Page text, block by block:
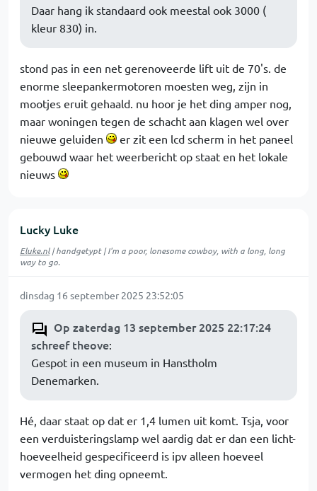
Daar hang ik standaard ook meestal ook 3000 (
kleur 830) in.
stond pas in een net gerenoveerde lift uit de 70's. de
enorme sleepankermotoren moesten weg, zijn in
mootjes eruit gehaald. nu hoor je het ding amper nog,
maar woningen tegen de schacht aan klagen wel over
nieuwe geluiden
er zit een lcd scherm in het paneel
gebouwd waar het weerbericht op staat en het lokale
nieuws
Lucky Luke
Eluke.nl| handgetypt | I'm a poor, lonesome cowboy, with a long, long
way to go.
dinsdag 16 september 2025 23:52:05
Op zaterdag 13 september 2025 22:17:24
schreef theove:
Gespot in een museum in Hanstholm
Denemarken.
Hé, daar staat op dat er 1,4 lumen uit komt. Tsja, voor
een verduisteringslamp wel aardig dat er dan een licht-
hoeveelheid gespecificeerd is ipv alleen hoeveel
vermogen het ding opneemt.